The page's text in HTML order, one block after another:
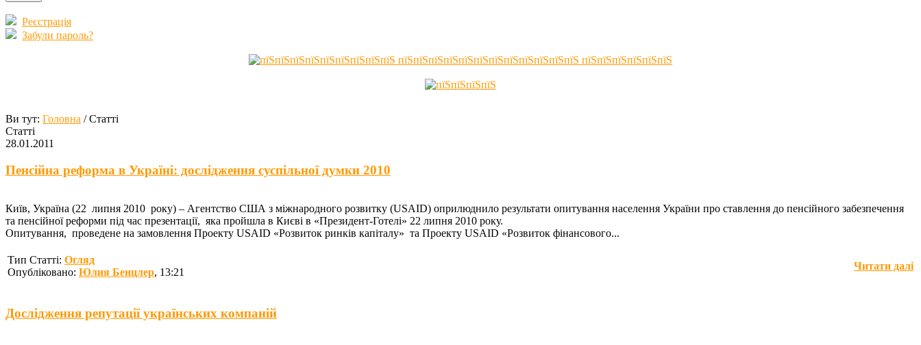
Реєстрація
Забули пароль?
Ви тут: Головна / Статті
Статті
28.01.2011
Пенсійна реформа в Україні: дослідження суспільної думки 2010
Київ, Україна (22 липня 2010 року) – Агентство США з міжнародного розвитку (USAID) оприлюднило результати опитування населення України про ставлення до пенсійного забезпечення
та пенсійної реформи під час презентації, яка пройшла в Києві в «Президент-Готелі» 22 липня 2010 року.
Опитування, проведене на замовлення Проекту USAID «Розвиток ринків капіталу» та Проекту USAID «Розвиток фінансового...
Тип Статті: Огляд
Опубліковано: Юлия Бенцлер, 13:21
Читати далі
Дослідження репутації українських компаній